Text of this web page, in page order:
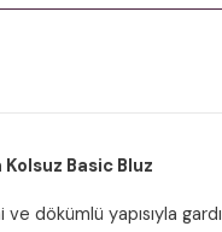
Basic Bluz
dökümlü yapısıyla